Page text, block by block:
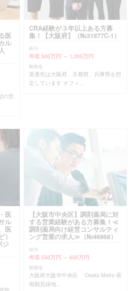
医
ル
の営
CRA経験が３年以上ある方募
集！【大阪府】（№31877C-1）
給与
年収 500万円 ～ 1,200万円
勤務地
派遣先は大阪府、京都府、兵庫県を想
定しています オフィ...
医
ル
医
ジ
【大阪市中央区】調剤薬局に対
する営業経験がある方募集！≪
調剤薬局向け経営コンサルティ
ング営業の求人≫（№46968）
給与
年収 550万円 ～ 650万円
勤務地
大阪府大阪市中央区 Osaka Metro 長
堀鶴見緑地...